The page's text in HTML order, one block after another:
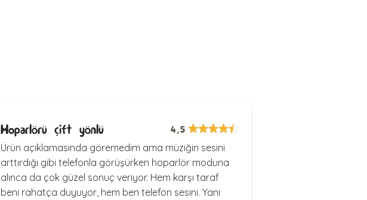
Hoparlörü çift yönlü 4,5
Ürün açıklamasında göremedim ama müziğin sesini
arttırdığı gibi telefonla görüşürken hoparlör moduna
alınca da çok güzel sonuç veriyor. Hem karşı taraf
beni rahatça duyuyor, hem ben telefon sesini. Yani